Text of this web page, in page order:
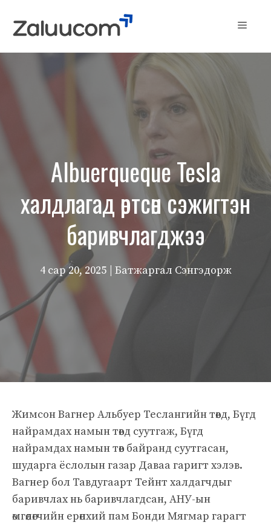
Menu
Albuerqueque Tesla
халдлагад өртсөн сэжигтэн
баривчлагджээ
4 сар 20, 2025 | Батжаргал Сэнгэдорж
Жимсон Вагнер Альбуер Теслангийн төвд, Бүгд
найрамдах намын төвд суутгаж, Бүгд
найрамдах намын төв байранд суутгасан,
шударга ёслолын газар Даваа гаригт хэлэв.
Вагнер бол Тавдугаарт Тейнт халдагчдыг
баривчлах нь баривчлагдсан, АНУ-ын
өмгөөлөгчийн ерөнхий пам Бонди Мягмар гарагт